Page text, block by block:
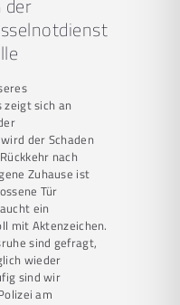
der
zeigt sich an
der Schaden
nach
Zuhause ist
Tür
ein
mit Aktenzeichen.
sind gefragt,
wieder
sind wir
am